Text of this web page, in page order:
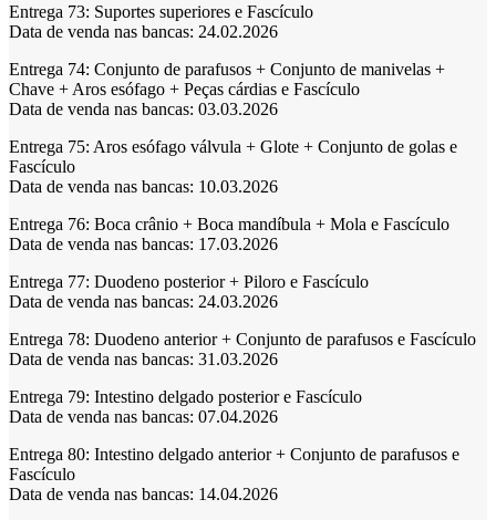
Entrega 73: Suportes superiores e Fascículo
Data de venda nas bancas: 24.02.2026
Entrega 74: Conjunto de parafusos + Conjunto de manivelas +
Chave + Aros esófago + Peças cárdias e Fascículo
Data de venda nas bancas: 03.03.2026
Entrega 75: Aros esófago válvula + Glote + Conjunto de golas e
Fascículo
Data de venda nas bancas: 10.03.2026
Entrega 76: Boca crânio + Boca mandíbula + Mola e Fascículo
Data de venda nas bancas: 17.03.2026
Entrega 77: Duodeno posterior + Piloro e Fascículo
Data de venda nas bancas: 24.03.2026
Entrega 78: Duodeno anterior + Conjunto de parafusos e Fascículo
Data de venda nas bancas: 31.03.2026
Entrega 79: Intestino delgado posterior e Fascículo
Data de venda nas bancas: 07.04.2026
Entrega 80: Intestino delgado anterior + Conjunto de parafusos e
Fascículo
Data de venda nas bancas: 14.04.2026